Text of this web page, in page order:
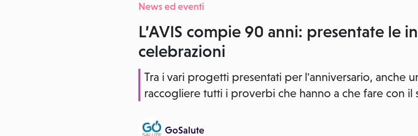
News ed eventi
L’AVIS compie 90 anni: presentate le
celebrazioni
Tra i vari progetti presentati per l'anniversario, anche
raccogliere tutti i proverbi che hanno a che fare con il
GoSalute